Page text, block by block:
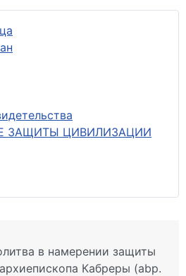
ЗАЩИТЫ ЦИВИЛИЗАЦИИ
в намерении защиты
Кабреры (abp.